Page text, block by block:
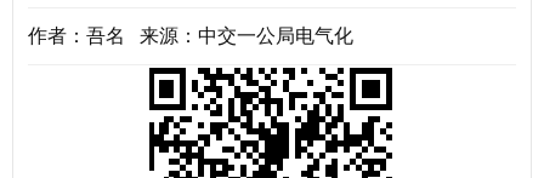
作者：吾名 来源：中交一公局电气化